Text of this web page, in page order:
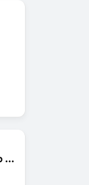
Апартаменты Rooms and apartaments group Ленинского комсомола 17